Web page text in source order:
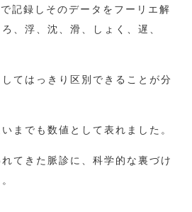
記録しそのデータをフーリエ解
、浮、沈、滑、しょく、遅、
てはっきり区別できることが分
までも数値として表れました。
てきた脈診に、科学的な裏づけ